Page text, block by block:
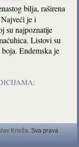
bilja, raširena
je i
su najpoznatije
Listovi su
Endemska je
Krleža . Sva prava